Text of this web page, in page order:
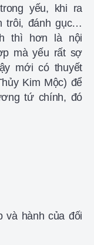
yếu, khi ra
trôi, đánh gục…
thì hơn là nội
mà yếu rất sợ
mới có thuyết
Kim Mộc) để
tứ chính, đó
và hành của đối